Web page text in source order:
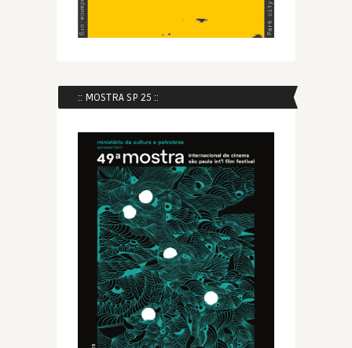
:: MOSTRA SP 25 ::